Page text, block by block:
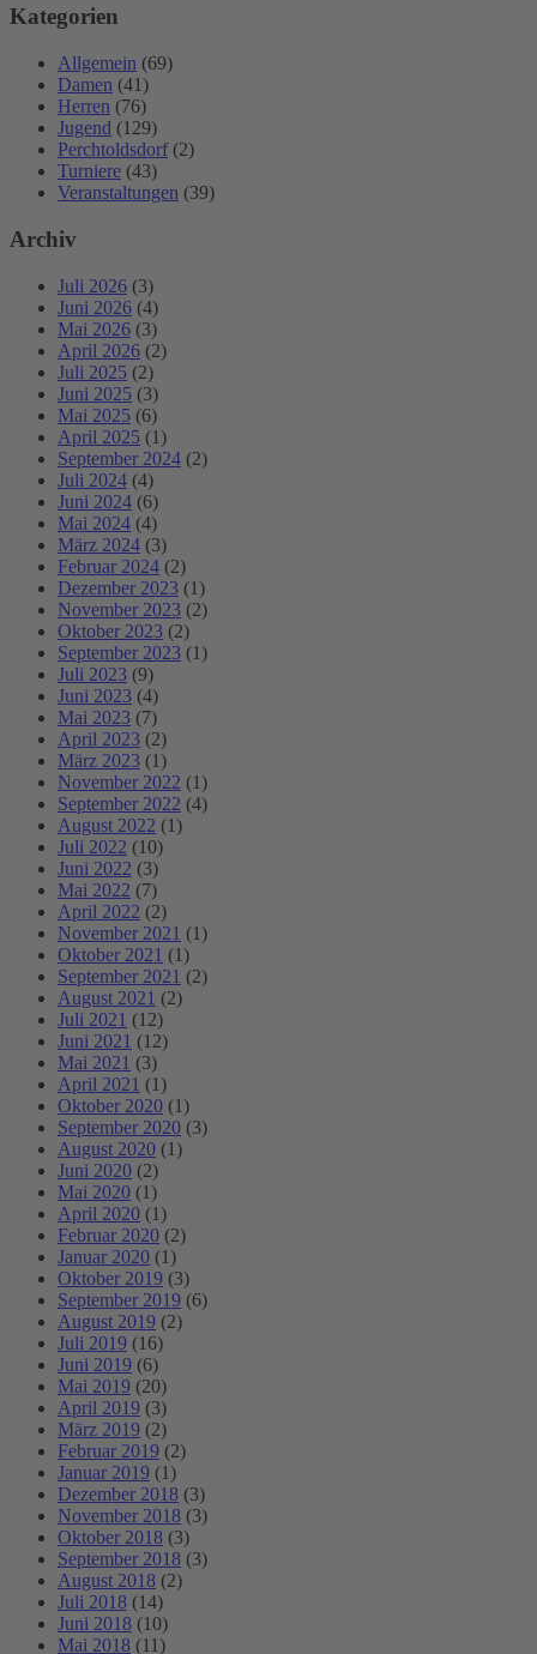
Kategorien
Allgemein (69)
Damen (41)
Herren (76)
Jugend (129)
Perchtoldsdorf (2)
Turniere (43)
Veranstaltungen (39)
Archiv
Juli 2026 (3)
Juni 2026 (4)
Mai 2026 (3)
April 2026 (2)
Juli 2025 (2)
Juni 2025 (3)
Mai 2025 (6)
April 2025 (1)
September 2024 (2)
Juli 2024 (4)
Juni 2024 (6)
Mai 2024 (4)
März 2024 (3)
Februar 2024 (2)
Dezember 2023 (1)
November 2023 (2)
Oktober 2023 (2)
September 2023 (1)
Juli 2023 (9)
Juni 2023 (4)
Mai 2023 (7)
April 2023 (2)
März 2023 (1)
November 2022 (1)
September 2022 (4)
August 2022 (1)
Juli 2022 (10)
Juni 2022 (3)
Mai 2022 (7)
April 2022 (2)
November 2021 (1)
Oktober 2021 (1)
September 2021 (2)
August 2021 (2)
Juli 2021 (12)
Juni 2021 (12)
Mai 2021 (3)
April 2021 (1)
Oktober 2020 (1)
September 2020 (3)
August 2020 (1)
Juni 2020 (2)
Mai 2020 (1)
April 2020 (1)
Februar 2020 (2)
Januar 2020 (1)
Oktober 2019 (3)
September 2019 (6)
August 2019 (2)
Juli 2019 (16)
Juni 2019 (6)
Mai 2019 (20)
April 2019 (3)
März 2019 (2)
Februar 2019 (2)
Januar 2019 (1)
Dezember 2018 (3)
November 2018 (3)
Oktober 2018 (3)
September 2018 (3)
August 2018 (2)
Juli 2018 (14)
Juni 2018 (10)
Mai 2018 (11)